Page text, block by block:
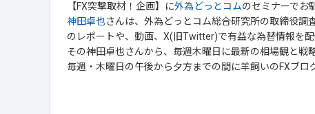
【FX突撃取材！企画】に外為どっとコムのセミナーでお
神田卓也さんは、外為どっとコム総合研究所の取締役
のレポートや、動画、X(旧Twitter)で有益な為替情報を配
その神田卓也さんから、毎週木曜日に最新の相場観と戦
毎週・木曜日の午後から夕方までの間に羊飼いのFXブ